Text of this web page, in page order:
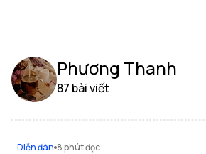
Phương Thanh
87 bài viết
Diễn đàn 8 phút đọc